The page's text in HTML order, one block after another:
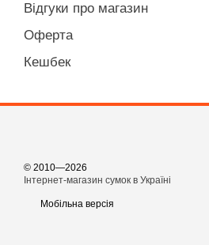
Відгуки про магазин
Оферта
Кешбек
© 2010—2026
Інтернет-магазин сумок в Україні
Мобільна версія